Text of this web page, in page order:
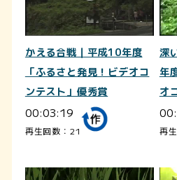
かえる合戦｜平成10年度
「ふるさと発見！ビデオコ
ンテスト」優秀賞
00:03:19
再生回数：21
深
年
オ
再